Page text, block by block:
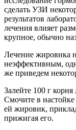
сделать УЗИ
результатов
лечения влияет
крупное, обычно
Лечение жировика
неэффективным,
же приведем
Залейте 100 г
Смочите в
ей жировик,
прижигая его.